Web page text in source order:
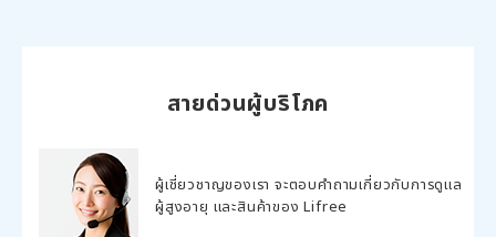
สายด่วนผู้บริโภค
ผู้เชี่ยวชาญของเรา จะตอบคำถามเกี่ยวกับการดูแล
ผู้สูงอายุ และสินค้าของ Lifree